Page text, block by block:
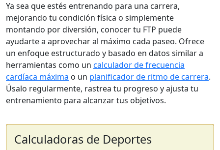
Ya sea que estés entrenando para una carrera,
mejorando tu condición física o simplemente
montando por diversión, conocer tu FTP puede
ayudarte a aprovechar al máximo cada paseo. Ofrece
un enfoque estructurado y basado en datos similar a
herramientas como un calculador de frecuencia
cardíaca máxima o un planificador de ritmo de carrera.
Úsalo regularmente, rastrea tu progreso y ajusta tu
entrenamiento para alcanzar tus objetivos.
Calculadoras de Deportes